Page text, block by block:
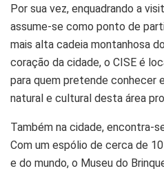
Por sua vez, enquadrando a
assume-se como ponto de
mais alta cadeia montanhosa
coração da cidade, o CISE é
para quem pretende conhecer
natural e cultural desta área
Também na cidade, encontra-
Com um espólio de cerca de
e do mundo, o Museu do